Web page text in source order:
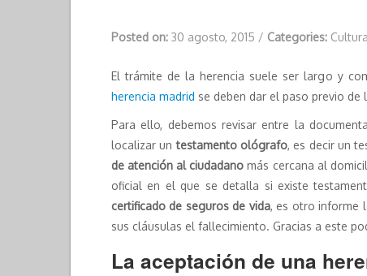
Posted on: 30 agosto, 2015 / Categories:
El trámite de la herencia suele ser largo y
herencia madrid se deben dar el paso previo
Para ello, debemos revisar entre la
localizar untestamento ológrafo, es decir un
de atención al ciudadano más cercana al
oficial en el que se detalla si existe
certificado de seguros de vida, es otro informe
sus cláusulas el fallecimiento. Gracias a este
La aceptación de una